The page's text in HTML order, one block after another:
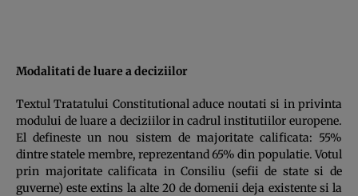
Modalitati de luare a deciziilor
Textul Tratatului Constitutional aduce noutati si in privinta
modului de luare a deciziilor in cadrul institutiilor europene.
El defineste un nou sistem de majoritate calificata: 55%
dintre statele membre, reprezentand 65% din populatie. Votul
prin majoritate calificata in Consiliu (sefii de state si de
guverne) este extins la alte 20 de domenii deja existente si la